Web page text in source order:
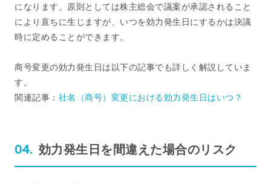
になります。原則としては株主総会で議案が承認されること
により直ちに生じますが、いつを効力発生日にするかは決議
時に定めることができます。
商号変更の効力発生日は以下の記事でも詳しく解説していま
す。
関連記事： 社名（商号）変更における効力発生日はいつ？
効力発生日を間違えた場合のリスク